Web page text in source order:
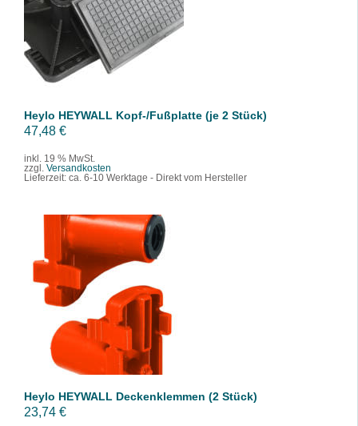
IN DEN WARENKORB
/
DETAILS
Heylo HEYWALL Kopf-/Fußplatte (je 2 Stück)
47,48 €
inkl. 19 % MwSt.
zzgl. Versandkosten
Lieferzeit: ca. 6-10 Werktage - Direkt vom Hersteller
IN DEN WARENKORB
DETAILS
Heylo HEYWALL Deckenklemmen (2 Stück)
23,74 €